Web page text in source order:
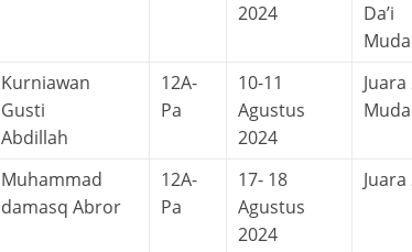
2024
Da’i
Muda
Kurniawan
Gusti
Abdillah
12A-
Pa
10-11
Agustus
2024
Juara
Muda
Muhammad
damasq Abror
12A-
Pa
17- 18
Agustus
2024
Juara